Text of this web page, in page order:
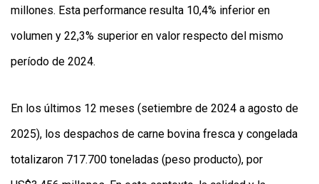
millones. Esta performance resulta 10,4% inferior en
volumen y 22,3% superior en valor respecto del mismo
período de 2024.
En los últimos 12 meses (setiembre de 2024 a agosto de
2025), los despachos de carne bovina fresca y congelada
totalizaron 717.700 toneladas (peso producto), por